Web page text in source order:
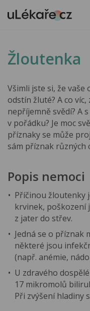
Žloutenka
Všimli jste si, že
odstín žluté? A co
nepříjemně svědí? A
v pořádku? Je moc
příznaky se může
sám příznak různých
Popis nemoci
Příčinou žloutenky
krvinek, poškození
z jater do střev.
Jedná se o příznak
některé jsou
(např. anémie,
U zdravého
17 mikromolů
Při zvýšení hladiny